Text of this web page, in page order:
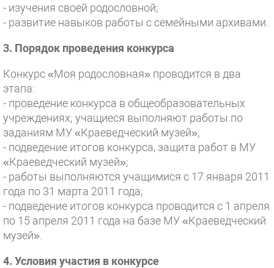
- изучения своей родословной;
- развитие навыков работы с семейными архивами.
3. Порядок проведения конкурса
Конкурс «Моя родословная» проводится в два
этапа:
- проведение конкурса в общеобразовательных
учреждениях; учащиеся выполняют работы по
заданиям МУ «Краеведческий музей»;
- подведение итогов конкурса, защита работ в МУ
«Краеведческий музей»;
- работы выполняются учащимися с 17 января 2011
года по 31 марта 2011 года;
- подведение итогов конкурса проводится с 1 апреля
по 15 апреля 2011 года на базе МУ «Краеведческий
музей».
4. Условия участия в конкурсе